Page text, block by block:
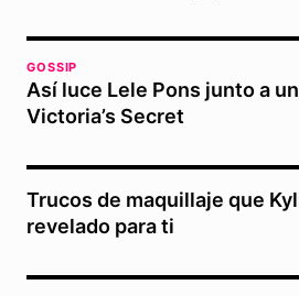
GOSSIP
Así luce Lele Pons junto a
Victoria’s Secret
Trucos de maquillaje que
revelado para ti